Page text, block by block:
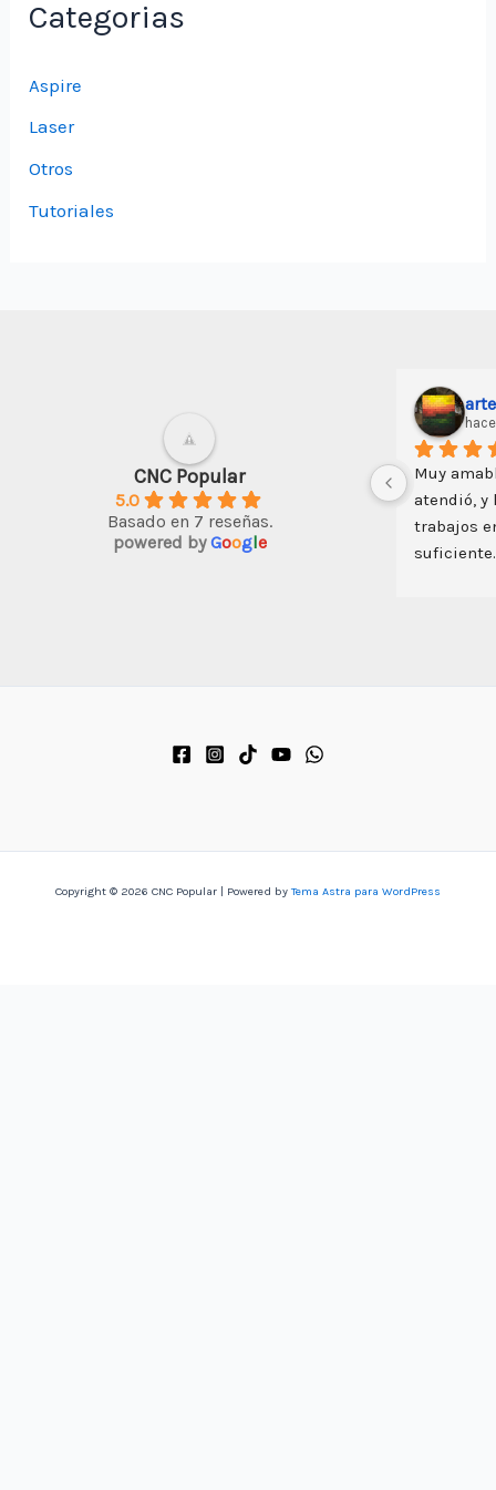
Categorias
Aspire
Laser
Otros
Tutoriales
CNC Popular
5.0
Basado en 7 reseñas.
powered byGoogle
de
bambú  que
Un buen inicio en el CNC; algo de
ingenio y todo es posible con esta
máquina
Copyright © 2026 CNC Popular | Powered by Tema Astra para WordPress